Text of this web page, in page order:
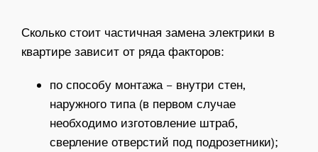
Сколько стоит частичная замена электрики в
квартире зависит от ряда факторов:
по способу монтажа – внутри стен,
наружного типа (в первом случае
необходимо изготовление штраб,
сверление отверстий под подрозетники);